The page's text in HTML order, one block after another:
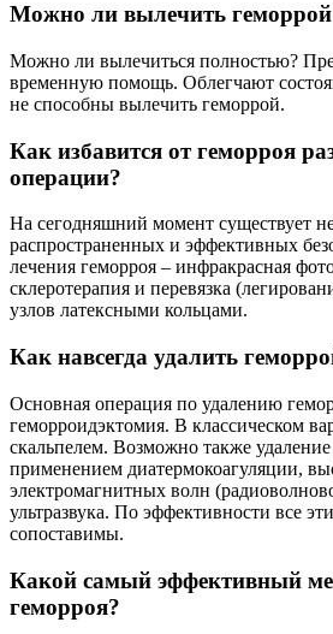
Можно ли вылечить геморрой
Можно ли вылечиться полностью?
временную помощь. Облегчают
не способны вылечить геморрой.
Как избавится от геморроя
операции?
На сегодняшний момент существует
распространенных и эффективных
лечения геморроя – инфракрасная
склеротерапия и перевязка
узлов латексными кольцами.
Как навсегда удалить
Основная операция по удалению
геморроидэктомия. В классическом
скальпелем. Возможно также удаление
применением диатермокоагуляции,
электромагнитных волн
ультразвука. По эффективности все
сопоставимы.
Какой самый эффективный
геморроя?